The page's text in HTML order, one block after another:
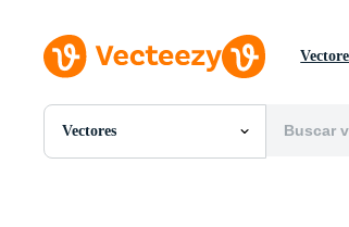
Vectores
Todas Imágenes